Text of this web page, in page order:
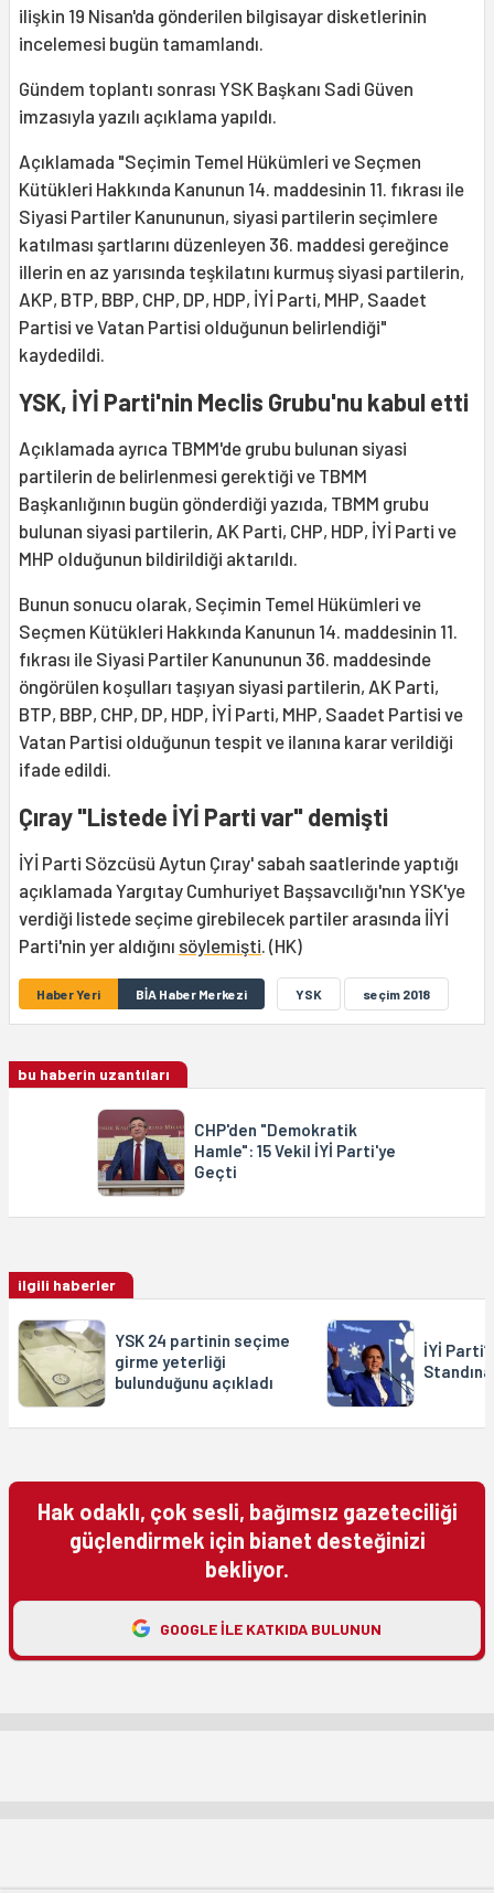
ilişkin 19 Nisan'da gönderilen bilgisayar disketlerinin
incelemesi bugün tamamlandı.
Gündem toplantı sonrası YSK Başkanı Sadi Güven
imzasıyla yazılı açıklama yapıldı.
Açıklamada "Seçimin Temel Hükümleri ve Seçmen
Kütükleri Hakkında Kanunun 14. maddesinin 11. fıkrası ile
Siyasi Partiler Kanununun, siyasi partilerin seçimlere
katılması şartlarını düzenleyen 36. maddesi gereğince
illerin en az yarısında teşkilatını kurmuş siyasi partilerin,
AKP, BTP, BBP, CHP, DP, HDP, İYİ Parti, MHP, Saadet
Partisi ve Vatan Partisi olduğunun belirlendiği"
kaydedildi.
YSK, İYİ Parti'nin Meclis Grubu'nu kabul etti
Açıklamada ayrıca TBMM'de grubu bulunan siyasi
partilerin de belirlenmesi gerektiği ve TBMM
Başkanlığının bugün gönderdiği yazıda, TBMM grubu
bulunan siyasi partilerin, AK Parti, CHP, HDP, İYİ Parti ve
MHP olduğunun bildirildiği aktarıldı.
Bunun sonucu olarak, Seçimin Temel Hükümleri ve
Seçmen Kütükleri Hakkında Kanunun 14. maddesinin 11.
fıkrası ile Siyasi Partiler Kanununun 36. maddesinde
öngörülen koşulları taşıyan siyasi partilerin, AK Parti,
BTP, BBP, CHP, DP, HDP, İYİ Parti, MHP, Saadet Partisi ve
Vatan Partisi olduğunun tespit ve ilanına karar verildiği
ifade edildi.
Çıray "Listede İYİ Parti var" demişti
İYİ Parti Sözcüsü Aytun Çıray' sabah saatlerinde yaptığı
açıklamada Yargıtay Cumhuriyet Başsavcılığı'nın YSK'ye
verdiği listede seçime girebilecek partiler arasında İİYİ
Parti'nin yer aldığını söylemişti. (HK)
Haber Yeri BİA Haber Merkezi YSK seçim 2018
bu haberin uzantıları
CHP'den "Demokratik
Hamle": 15 Vekil İYİ Parti'ye
Geçti
ilgili haberler
YSK 24 partinin seçime
girme yeterliği
bulunduğunu açıkladı
İYİ
Standına
Hak odaklı, çok sesli, bağımsız gazeteciliği
güçlendirmek için bianet desteğinizi
bekliyor.
GOOGLE ILE KATKIDA BULUNUN